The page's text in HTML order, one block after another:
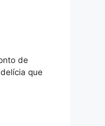
de
que